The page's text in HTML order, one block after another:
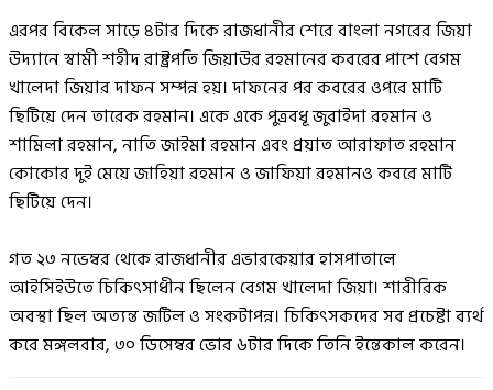
এরপর বিকেল সাড়ে ৪টার দিকে রাজধানীর শেরে বাংলা নগরের জিয়া
উদ্যানে স্বামী শহীদ রাষ্ট্রপতি জিয়াউর রহমানের কবরের পাশে বেগম
খালেদা জিয়ার দাফন সম্পন্ন হয়। দাফনের পর কবরের ওপরে মাটি
ছিটিয়ে দেন তারেক রহমান। একে একে পুত্রবধূ জুবাইদা রহমান ও
শামিলা রহমান, নাতি জাইমা রহমান এবং প্রয়াত আরাফাত রহমান
কোকোর দুই মেয়ে জাহিয়া রহমান ও জাফিয়া রহমানও কবরে মাটি
ছিটিয়ে দেন।
গত ২৩ নভেম্বর থেকে রাজধানীর এভারকেয়ার হাসপাতালে
আইসিইউতে চিকিৎসাধীন ছিলেন বেগম খালেদা জিয়া। শারীরিক
অবস্থা ছিল অত্যন্ত জটিল ও সংকটাপন্ন। চিকিৎসকদের সব প্রচেষ্টা ব্যর্থ
করে মঙ্গলবার, ৩০ ডিসেম্বর ভোর ৬টার দিকে তিনি ইন্তেকাল করেন।